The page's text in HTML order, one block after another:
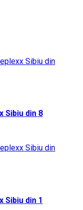
Sibiu din 8
Sibiu din 1